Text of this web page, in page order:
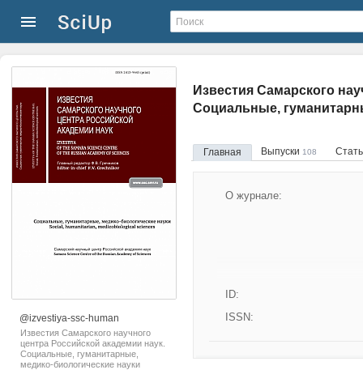
@izvestiya-ssc-human
Известия Самарского научного
центра Российской академии наук.
Социальные, гуманитарные,
медико-биологические науки
Известия Самарского
Социальные,
Главная Выпуски 108
О журнале:
ID:
ISSN: